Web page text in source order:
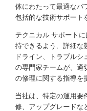
体にわたって最適なパ
包括的な技術サポート
テクニカル サポート
持できるよう、詳細な
ドライン、トラブル
の専門家チームが、適
の修理に関する指導を
当社は、特定の運用要
修、アップグレードな